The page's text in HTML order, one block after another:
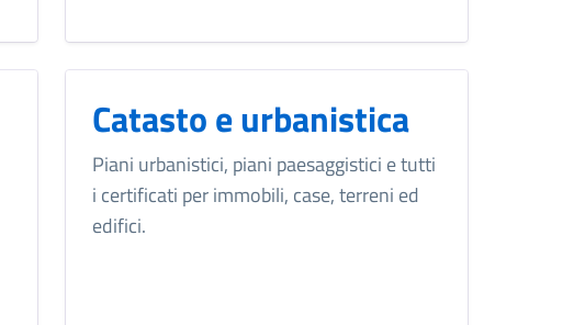
Catasto e urbanistica
Piani urbanistici, piani paesaggistici e tutti
i certificati per immobili, case, terreni ed
edifici.